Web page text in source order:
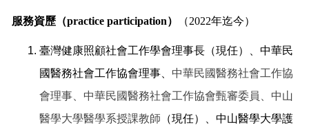
服務資歷（practice participation） （2022年迄今）
臺灣健康照顧社會工作學會理事長（現任）、 中華民
國醫務社會工作協會理事、 中華民國醫務社會工作協
會理事、中華民國醫務社會工作協會甄審委員、中山
醫學大學醫學系授課教師 （現任）
、中山醫學大學護